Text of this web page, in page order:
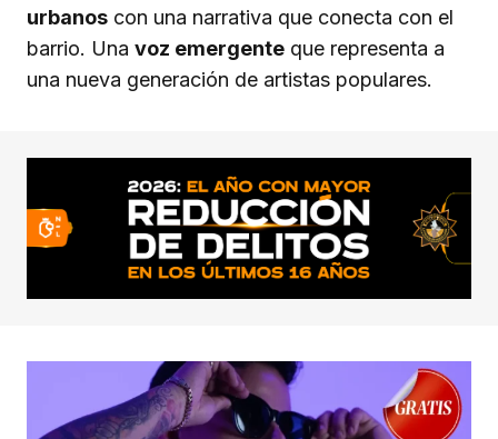
urbanos con una narrativa que conecta con el
barrio. Una voz emergente que representa a
una nueva generación de artistas populares.